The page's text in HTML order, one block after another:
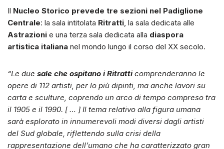
Il Nucleo Storico prevede tre sezioni nel Padiglione
Centrale: la sala intitolata Ritratti, la sala dedicata alle
Astrazioni e una terza sala dedicata alla diaspora
artistica italiana nel mondo lungo il corso del XX secolo.
“Le due sale che ospitano i Ritratticomprenderanno le
opere di 112 artisti, per lo più dipinti, ma anche lavori su
carta e sculture, coprendo un arco di tempo compreso tra
il 1905 e il 1990. [ … ] Il tema relativo alla figura umana
sarà esplorato in innumerevoli modi diversi dagli artisti
del Sud globale, riflettendo sulla crisi della
rappresentazione dell’umano che ha caratterizzato gran